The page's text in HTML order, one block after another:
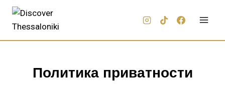
Политика приватности